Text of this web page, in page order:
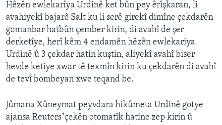
Hêzên ewlekarîya Urdinê ket bûn pey êrîşkaran, li
avahiyekî bajarê Salt ku li serê girekî dimîne çekdarên
gomanbar hatbûn çember kirin, di avahî de şer
derketîye, herî kêm 4 endamên hêzên ewlekariya
Urdinê û 3 çekdar hatin kuştin, aliyekî avahî biser
hevde ketiye xwar tê texmîn kirin ku çekdarên di avahî
de tevî bombeyan xwe teqand be.
Jûmana Xûneymat peyvdara hikûmeta Urdinê gotye
ajansa Reuters"çekên otomatîk hatine zep kirin û